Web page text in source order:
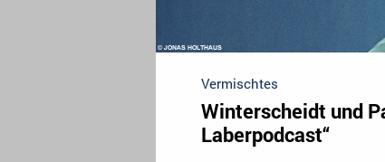
Vermischtes
Winterscheidt und
Laberpodcast“